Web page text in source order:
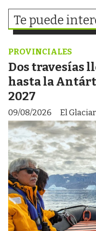
Te puede
Dos travesías
hasta la
2027
El
PROVINCIALES
09/08/2026